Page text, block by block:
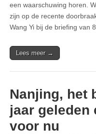
een waarschuwing horen.
zijn op de recente
Wang Yi bij de briefing van
Lees meer →
Nanjing, het
jaar geleden
voor nu